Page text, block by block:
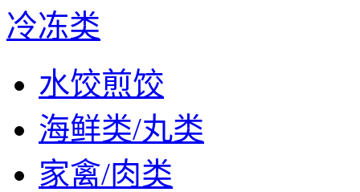
冷冻类
水饺煎饺
海鲜类/丸类
家禽/肉类